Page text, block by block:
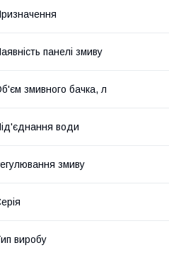
панелі змиву
змивного бачка, л
води
змиву
виробу